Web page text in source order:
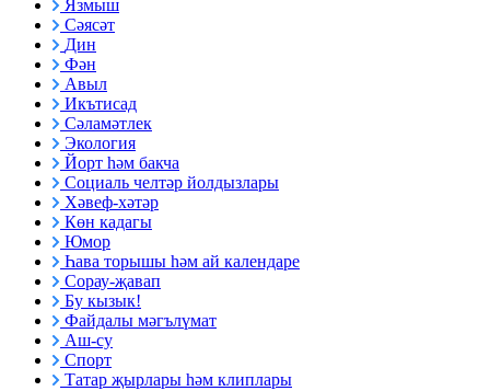
Язмыш
Сәясәт
Дин
Фән
Авыл
Икътисад
Сәламәтлек
Экология
Йорт һәм бакча
Социаль челтәр йолдызлары
Хәвеф-хәтәр
Көн кадагы
Юмор
Һава торышы һәм ай календаре
Сорау-җавап
Бу кызык!
Файдалы мәгълүмат
Аш-су
Спорт
Татар җырлары һәм клиплары